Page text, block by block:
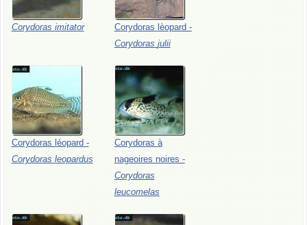
Corydoras imitator Corydoras lèopard -
Corydoras julii
Corydoras léopard -
Corydoras leopardus
Corydoras à
nageoires noires -
Corydoras
leucomelas